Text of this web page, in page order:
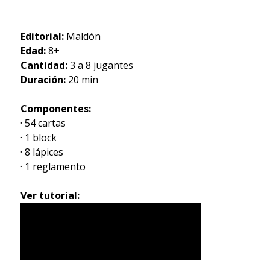
Editorial: Maldón
Edad:8+
Cantidad:3 a 8 jugantes
Duración: 20 min
Componentes:
· 54 cartas
· 1 block
· 8 lápices
· 1 reglamento
Ver tutorial: